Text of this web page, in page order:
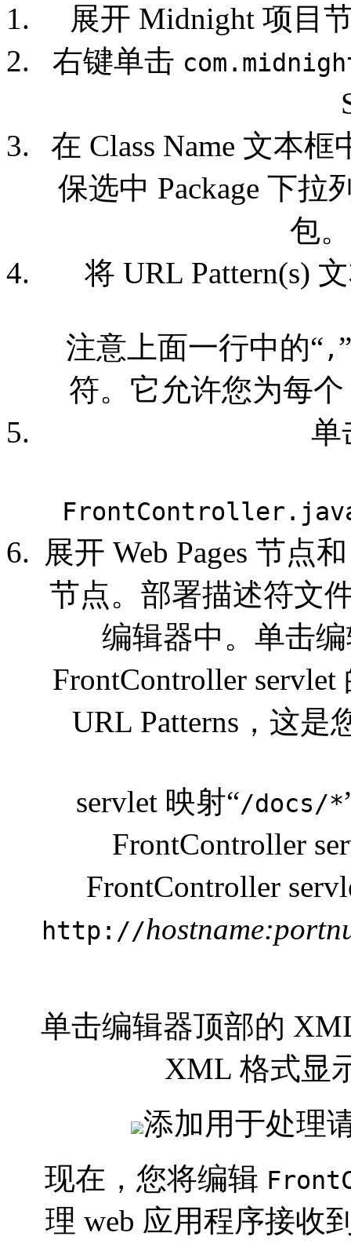
展开 Midnight 项目
右键单击
在 Class Name 文本
保选中 Package 下拉
包
将 URL Pattern(s)
注意上面一行中的“ ,
符。它允许您为每
单
展开 Web Pages 节点
节点。部署描述符文
编辑器中。单击
FrontController
URL Patterns，这
servlet 映射“/docs/*
FrontController
FrontController
http://
单击编辑器顶部的
XML 格式显
添加用于处理
现在，您将编辑
理 web 应用程序接收